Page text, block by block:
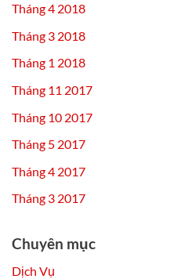
Tháng 4 2018
Tháng 3 2018
Tháng 1 2018
Tháng 11 2017
Tháng 10 2017
Tháng 5 2017
Tháng 4 2017
Tháng 3 2017
Chuyên mục
Dịch Vụ